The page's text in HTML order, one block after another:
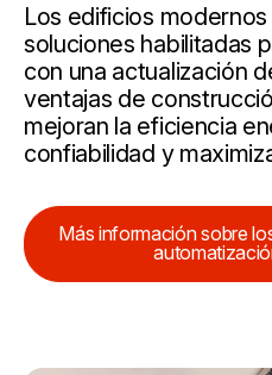
Los edificios
soluciones habilitadas
con una actualización
ventajas de
mejoran la eficiencia
confiabilidad y
Más información sobre